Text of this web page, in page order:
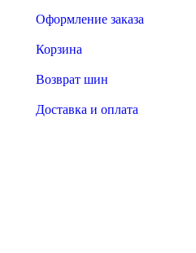
Оформление заказа
Корзина
Возврат шин
Доставка и оплата